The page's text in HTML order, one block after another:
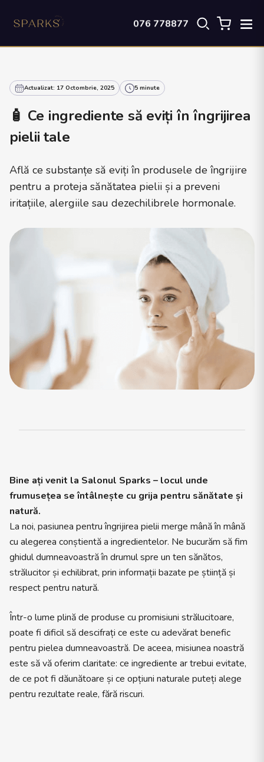
076 778877
Actualizat: 17 Octombrie, 2025 5 minute
🧴 Ce ingrediente să eviți în îngrijirea
pielii tale
Află ce substanțe să eviți în produsele de îngrijire
pentru a proteja sănătatea pielii și a preveni
iritațiile, alergiile sau dezechilibrele hormonale.
Bine ați venit la Salonul Sparks – locul unde
frumusețea se întâlnește cu grija pentru sănătate și
natură.
La noi, pasiunea pentru îngrijirea pielii merge mână în mână
cu alegerea conștientă a ingredientelor. Ne bucurăm să fim
ghidul dumneavoastră în drumul spre un ten sănătos,
strălucitor și echilibrat, prin informații bazate pe știință și
respect pentru natură.
Într-o lume plină de produse cu promisiuni strălucitoare,
poate fi dificil să descifrați ce este cu adevărat benefic
pentru pielea dumneavoastră. De aceea, misiunea noastră
este să vă oferim claritate: ce ingrediente ar trebui evitate,
de ce pot fi dăunătoare și ce opțiuni naturale puteți alege
pentru rezultate reale, fără riscuri.